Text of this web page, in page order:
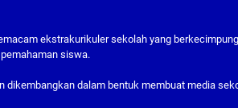
ekstrakurikuler sekolah yang
siswa.
dikembangkan dalam bentuk membuat media